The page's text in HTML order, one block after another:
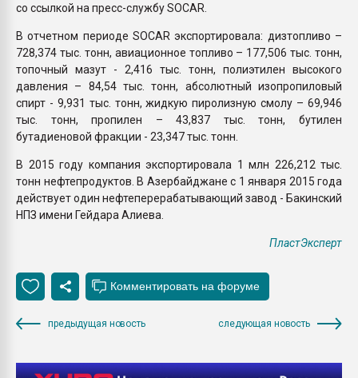
со ссылкой на пресс-службу SOCAR.
В отчетном периоде SOCAR экспортировала: дизтопливо –
728,374 тыс. тонн, авиационное топливо – 177,506 тыс. тонн,
топочный мазут - 2,416 тыс. тонн, полиэтилен высокого
давления – 84,54 тыс. тонн, абсолютный изопропиловый
спирт - 9,931 тыс. тонн, жидкую пиролизную смолу – 69,946
тыс. тонн, пропилен – 43,837 тыс. тонн, бутилен
бутадиеновой фракции - 23,347 тыс. тонн.
В 2015 году компания экспортировала 1 млн 226,212 тыс.
тонн нефтепродуктов. В Азербайджане с 1 января 2015 года
действует один нефтеперерабатывающий завод - Бакинский
НПЗ имени Гейдара Алиева.
ПластЭксперт
предыдущая новость следующая новость